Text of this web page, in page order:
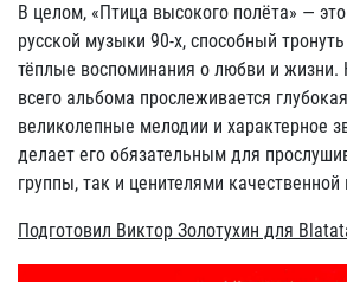
В целом, «Птица высокого полёта» —
русской музыки 90-х, способный
тёплые воспоминания о любви и жизни.
всего альбома прослеживается
великолепные мелодии и характерное
делает его обязательным для
группы, так и ценителями
Подготовил Виктор Золотухин для